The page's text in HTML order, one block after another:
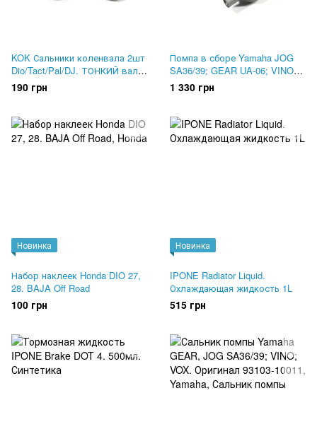
KOK Сальники коленвала 2шт
Dio/Tact/Pal/DJ. ТОНКИЙ вал
15.6x25.5x7
190 грн
Помпа в сборе Yamaha JOG
SA36/39; GEAR UA-06; VINO
SA26; VOX. M-Tech
1 330 грн
Новинка
Набор наклеек Honda DIO 27,
28. BAJA Off Road
100 грн
Новинка
IPONE Radiator Liquid.
Охлаждающая жидкость 1L
515 грн